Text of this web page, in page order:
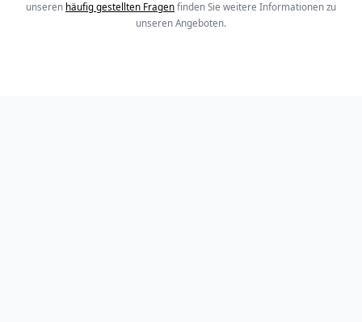
unseren häufig gestellten Fragen finden Sie weitere Informationen zu
unseren Angeboten.